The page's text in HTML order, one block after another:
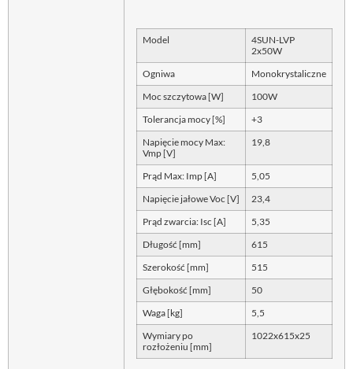
Model
4SUN-LVP
2x50W
Ogniwa Monokrystaliczne
Moc szczytowa [W] 100W
Tolerancja mocy [%] +3
Napięcie mocy Max:
Vmp [V]
19,8
Prąd Max: Imp [A] 5,05
Napięcie jałowe Voc [V] 23,4
Prąd zwarcia: Isc [A] 5,35
Długość [mm] 615
Szerokość [mm] 515
Głębokość [mm] 50
Waga [kg] 5,5
Wymiary po
rozłożeniu [mm]
1022x615x25